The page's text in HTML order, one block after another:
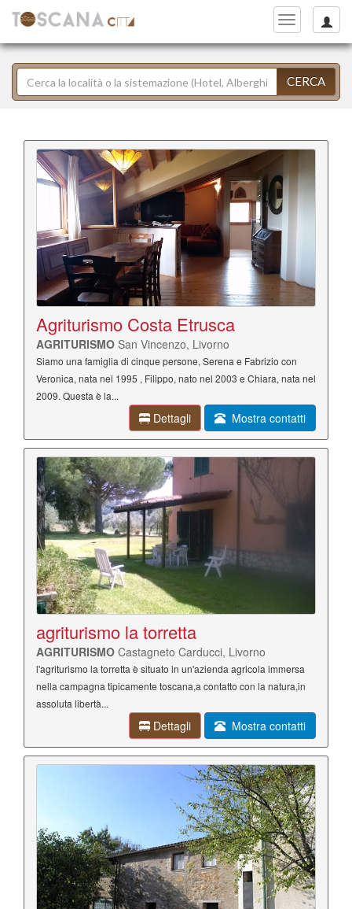
Toggle
navigation
CERCA
Agriturismo Costa Etrusca
AGRITURISMO San Vincenzo, Livorno
Siamo una famiglia di cinque persone, Serena e Fabrizio con
Veronica, nata nel 1995 , Filippo, nato nel 2003 e Chiara, nata nel
2009. Questa è la...
Dettagli Mostra contatti
agriturismo la torretta
AGRITURISMO Castagneto Carducci, Livorno
l'agriturismo la torretta è situato in un'azienda agricola immersa
nella campagna tipicamente toscana,a contatto con la natura,in
assoluta libertà...
Dettagli Mostra contatti